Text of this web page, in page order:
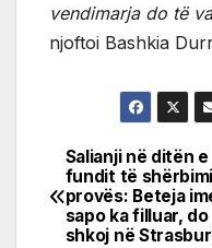
vendimarja do të
njoftoi Bashkia
Post
Salianji në ditën e
fundit të
provës: Beteja
sapo ka filluar, do
shkoj në